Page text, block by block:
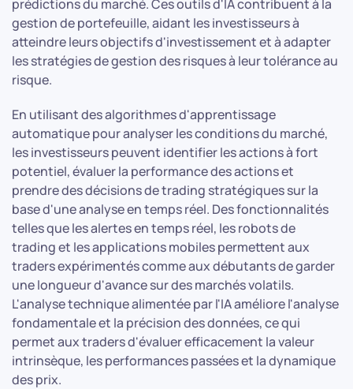
prédictions du marché. Ces outils d'IA contribuent à la
gestion de portefeuille, aidant les investisseurs à
atteindre leurs objectifs d'investissement et à adapter
les stratégies de gestion des risques à leur tolérance au
risque.
En utilisant des algorithmes d'apprentissage
automatique pour analyser les conditions du marché,
les investisseurs peuvent identifier les actions à fort
potentiel, évaluer la performance des actions et
prendre des décisions de trading stratégiques sur la
base d'une analyse en temps réel. Des fonctionnalités
telles que les alertes en temps réel, les robots de
trading et les applications mobiles permettent aux
traders expérimentés comme aux débutants de garder
une longueur d'avance sur des marchés volatils.
L'analyse technique alimentée par l'IA améliore l'analyse
fondamentale et la précision des données, ce qui
permet aux traders d'évaluer efficacement la valeur
intrinsèque, les performances passées et la dynamique
des prix.